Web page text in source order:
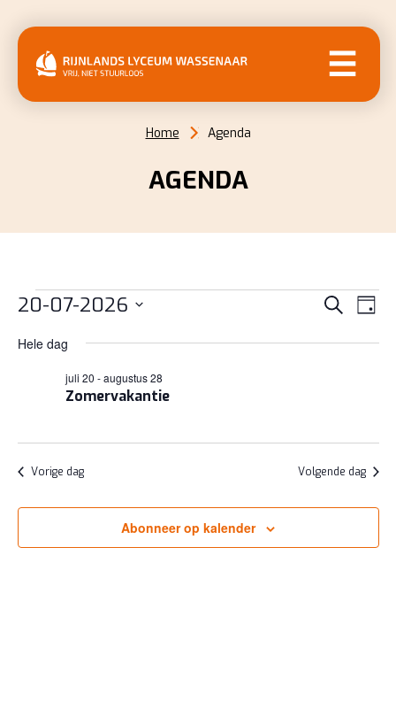
Home Agenda
AGENDA
EVENEMENTEN
IN
Zoeken
Dag
20-07-2026
datum.
Hele dag
Zomervakantie
juli 20 -augustus 28
Vorige dag Volgende dag
Abonneer op kalender